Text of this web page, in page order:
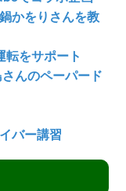
かをりさんを教
転をサポート
んのペーパード
バー講習